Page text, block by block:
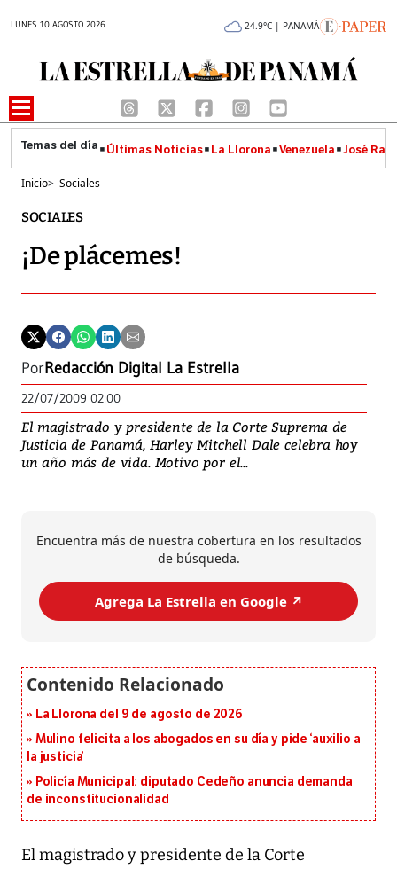
LUNES 10 AGOSTO 2026 24.9°C | PANAMÁ
Últimas Noticias La Llorona Venezuela José
Inicio> Sociales
SOCIALES
¡De plácemes!
PorRedacción Digital La Estrella
22/07/2009 02:00
El magistrado y presidente de la Corte Suprema de
Justicia de Panamá, Harley Mitchell Dale celebra hoy
un año más de vida. Motivo por el...
Encuentra más de nuestra cobertura en los resultados
de búsqueda.
Agrega La Estrella en Google ↗️
La Llorona del 9 de agosto de 2026
Mulino felicita a los abogados en su día y pide ‘auxilio a
la justicia’
Policía Municipal: diputado Cedeño anuncia demanda
de inconstitucionalidad
El magistrado y presidente de la Corte